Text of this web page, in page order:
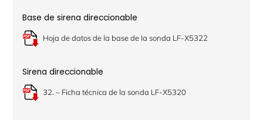
Base de sirena direccionable
Hoja de datos de la base de la sonda LF-X5322
Sirena direccionable
32. – Ficha técnica de la sonda LF-X5320